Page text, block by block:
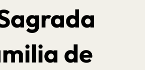
de